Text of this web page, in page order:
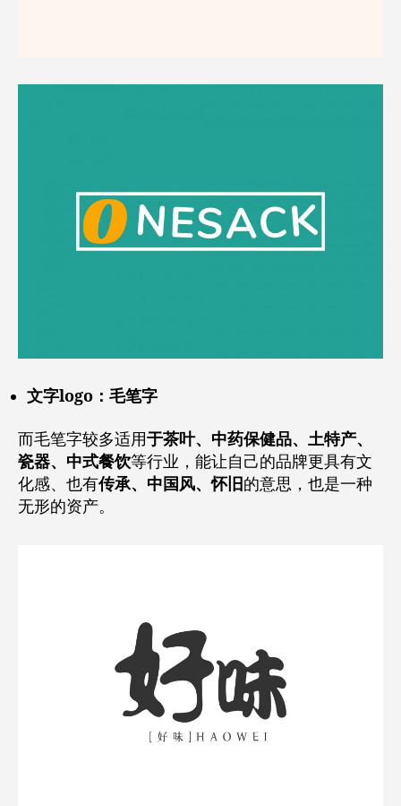
文字logo：毛笔字
而毛笔字较多适用于茶叶、中药保健品、土特产、
瓷器、中式餐饮等行业，能让自己的品牌更具有文
化感、也有传承、中国风、怀旧的意思，也是一种
无形的资产。